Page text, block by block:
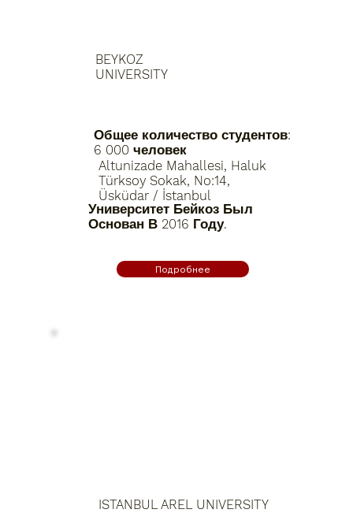
ISTANBUL AREL UNIVERSITY
Altunizade Mahallesi, Haluk
Türksoy Sokak, No:14,
Üsküdar / İstanbul
Общее количество студентов:
6 000 человек
Университет Бейкоз Был
Основан В 2016 Году.
Подробнее
BEYKOZ
UNIVERSITY